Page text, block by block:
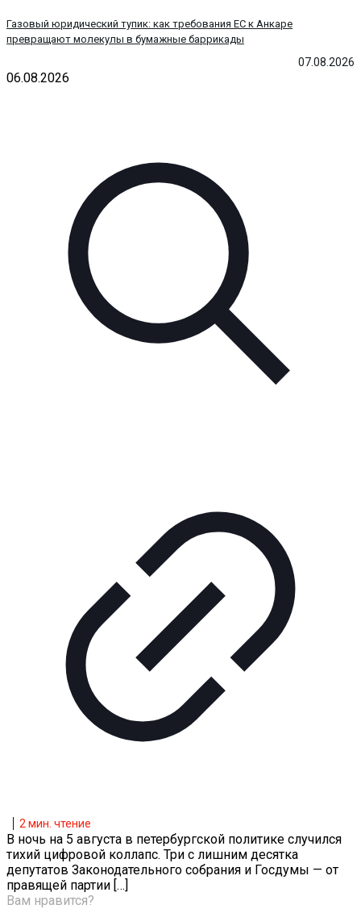
07.08.2026
Газовый юридический тупик: как требования ЕС к Анкаре
превращают молекулы в бумажные баррикады
06.08.2026
2мин. чтение
В ночь на 5 августа в петербургской политике случился
тихий цифровой коллапс. Три с лишним десятка
депутатов Законодательного собрания и Госдумы — от
правящей партии […]
Вам нравится?